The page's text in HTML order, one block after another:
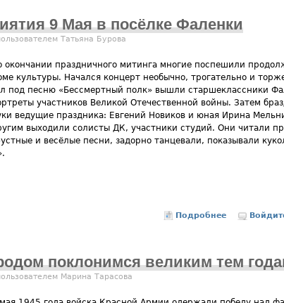
9 Мая в посёлке Фаленки
Татьяна Бурова
окончании праздничного митинга многие поспешили
культуры. Начался концерт необычно, трогательно и
под песню «Бессмертный полк» вышли старшеклассники
участников Великой Отечественной войны. Затем
ведущие праздника: Евгений Новиков и юная Ирина
выходили солисты ДК, участники студий. Они читали
и весёлые песни, задорно танцевали, показывали
Подробнее о
поклонимся великим тем
Марина Тарасова